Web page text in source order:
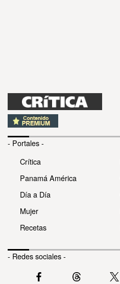
- Portales -
Crítica
Panamá América
Día a Día
Mujer
Recetas
- Redes sociales -